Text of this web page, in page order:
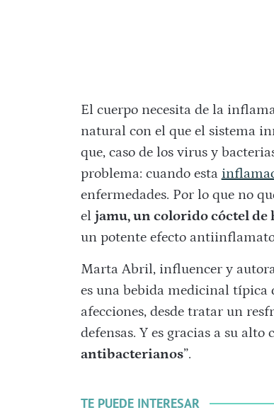
El cuerpo necesita de la
natural con el que el sistema
que, caso de los virus y
problema: cuando esta
enfermedades. Por lo que no
el jamu, un colorido cóctel de
un potente efecto
Marta Abril, influencer y
es una bebida medicinal típica
afecciones, desde tratar un
defensas. Y es gracias a su
antibacterianos”.
TE PUEDE INTERESAR